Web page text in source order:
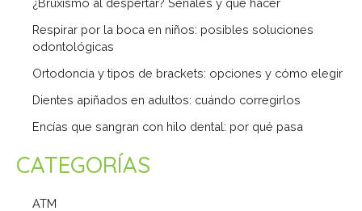
Respirar por la boca en niños: posibles soluciones
odontológicas
Ortodoncia y tipos de brackets: opciones y cómo elegir
Dientes apiñados en adultos: cuándo corregirlos
Encías que sangran con hilo dental: por qué pasa
CATEGORÍAS
ATM